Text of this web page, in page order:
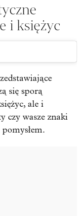
i księżyc
się sporą
ale i
czy wasze znaki